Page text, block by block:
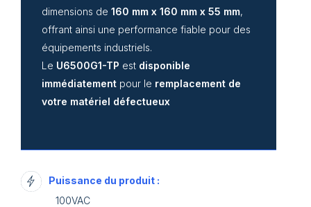
dimensions de 160 mm x 160 mm x 55 mm,
offrant ainsi une performance fiable pour des
équipements industriels.
Le U6500G1-TP est disponible
immédiatement pour le remplacement de
votre matériel défectueux
Puissance du produit :
100VAC